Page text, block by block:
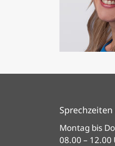
Montag bis
08.00 – 12.00